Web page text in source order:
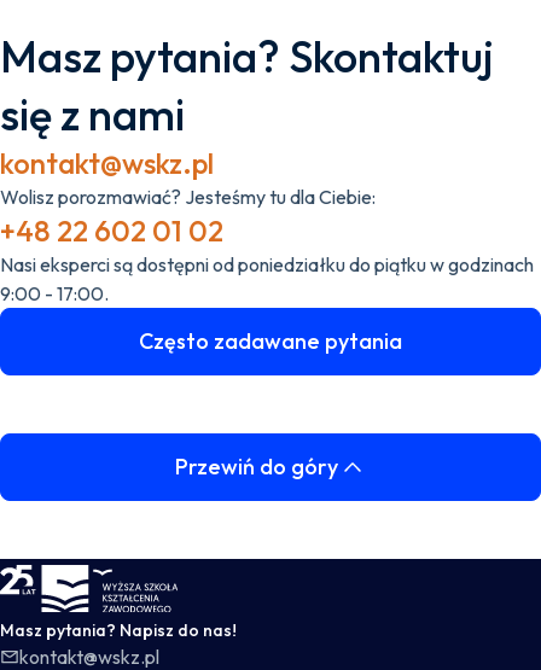
Masz pytania? Skontaktuj
się z nami
kontakt@wskz.pl
Wolisz porozmawiać? Jesteśmy tu dla Ciebie:
+48 22 602 01 02
Nasi eksperci są dostępni od poniedziałku do piątku w godzinach
9:00 - 17:00.
Często zadawane pytania
Przewiń do góry
WSKZ - strona główna
Masz pytania? Napisz do nas!
kontakt@wskz.pl